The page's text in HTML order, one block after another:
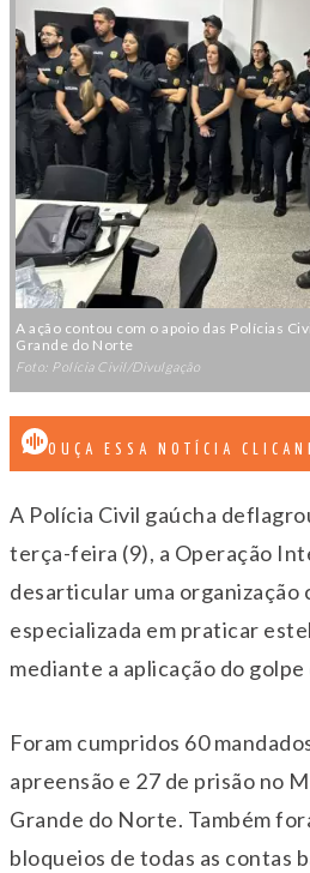
A ação contou com o apoio das Polícias
Grande do Norte
Foto: Polícia Civil/Divulgação
OUÇA ESSA NOTÍCIA
A Polícia Civil gaúcha
terça-feira (9), a Operação
desarticular uma organização
especializada em praticar
mediante a aplicação do golpe
Foram cumpridos 60
apreensão e 27 de prisão no
Grande do Norte. Também
bloqueios de todas as contas